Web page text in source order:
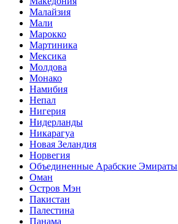
Малайзия
Мали
Марокко
Мартиника
Мексика
Молдова
Монако
Намибия
Непал
Нигерия
Нидерланды
Никарагуа
Новая Зеландия
Норвегия
Объединенные Арабские Эмираты
Оман
Остров Мэн
Пакистан
Палестина
Панама